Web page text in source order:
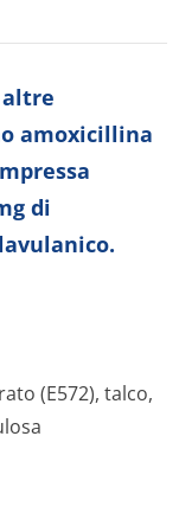
amoxicillina
di
(E572), talco,